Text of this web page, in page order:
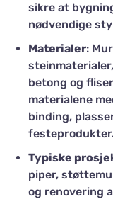
sikre at
nødvendige
Materialer:
betong og
materialene
binding,
Typiske
piper,
og renovering